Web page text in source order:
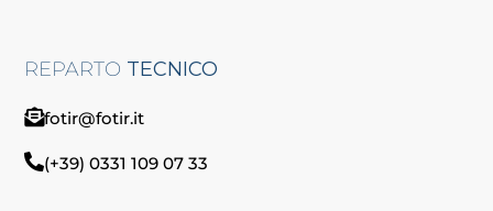
REPARTO TECNICO
fotir@fotir.it
(+39) 0331 109 07 33